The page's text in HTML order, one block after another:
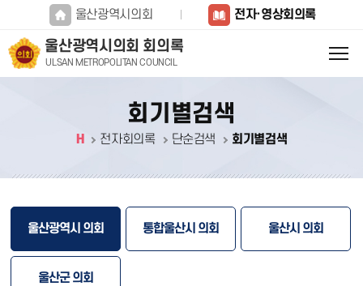
본문바로가기 울산광역시의회 전자·영상회의록
울산광역시의회 회의록
ULSAN METROPOLITAN COUNCIL
회기별검색
H 전자회의록 단순검색 회기별검색
울산광역시 의회 통합울산시 의회 울산시 의회
울산군 의회